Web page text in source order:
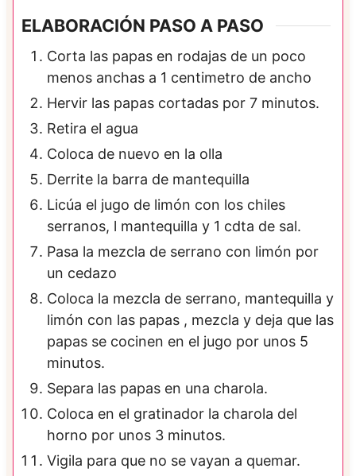
ELABORACIÓN PASO A PASO
Corta las papas en rodajas de un poco
menos anchas a 1 centimetro de ancho
Hervir las papas cortadas por 7 minutos.
Retira el agua
Coloca de nuevo en la olla
Derrite la barra de mantequilla
Licúa el jugo de limón con los chiles
serranos, l mantequilla y 1 cdta de sal.
Pasa la mezcla de serrano con limón por
un cedazo
Coloca la mezcla de serrano, mantequilla y
limón con las papas , mezcla y deja que las
papas se cocinen en el jugo por unos 5
minutos.
Separa las papas en una charola.
Coloca en el gratinador la charola del
horno por unos 3 minutos.
Vigila para que no se vayan a quemar.